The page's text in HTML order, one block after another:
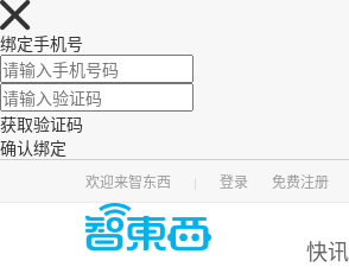
绑定手机号
获取验证码
确认绑定
欢迎来智东西 登录 免费注册
智东西 车东西
快讯